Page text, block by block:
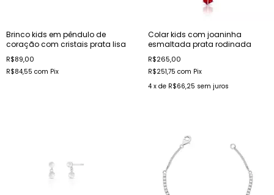
Brinco kids em pêndulo de
coração com cristais prata lisa
R$89,00
R$84,55 com Pix
Colar kids com joaninha
esmaltada prata rodinada
R$265,00
R$251,75 com Pix
4 x de R$66,25 sem juros